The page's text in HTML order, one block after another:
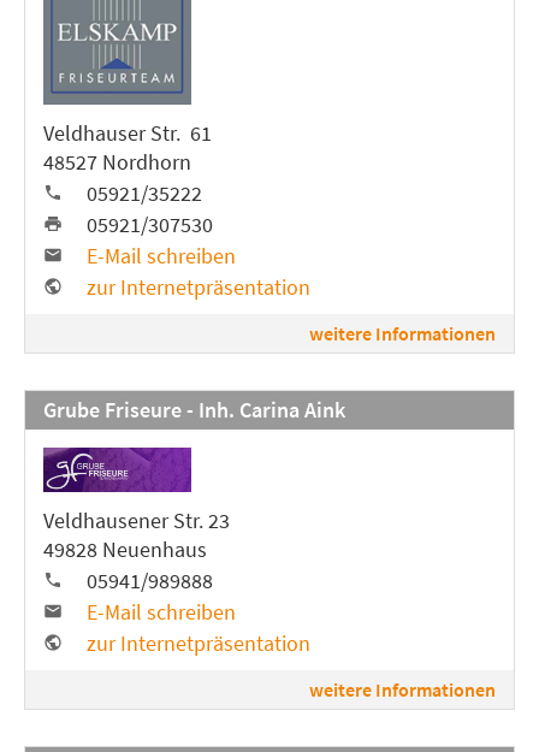
Veldhauser Str. 61
48527 Nordhorn
05921/35222
05921/307530
E-Mail schreiben
zur Internetpräsentation
weitere Informationen
Grube Friseure - Inh. Carina Aink
Veldhausener Str. 23
49828 Neuenhaus
05941/989888
E-Mail schreiben
zur Internetpräsentation
weitere Informationen